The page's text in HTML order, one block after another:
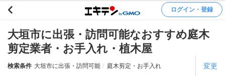
ログイン・登録
大垣市に出張・訪問可能なおすすめ庭木
剪定業者・お手入れ・植木屋
検索条件 大垣市に出張・訪問可能 庭木剪定・お手入れ 変更